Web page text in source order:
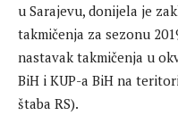
u Sarajevu, donijela je
takmičenja za sezonu
nastavak takmičenja u
BiH i KUP-a BiH na
štaba RS).